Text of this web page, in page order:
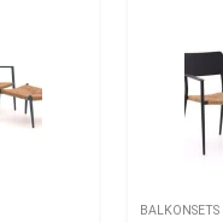
BALKONSETS